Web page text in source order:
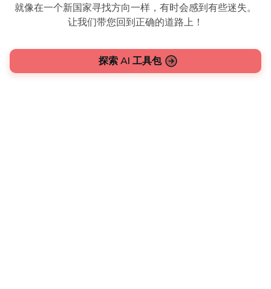
就像在一个新国家寻找方向一样，有时会感到有些迷失。
让我们带您回到正确的道路上！
探索 AI 工具包